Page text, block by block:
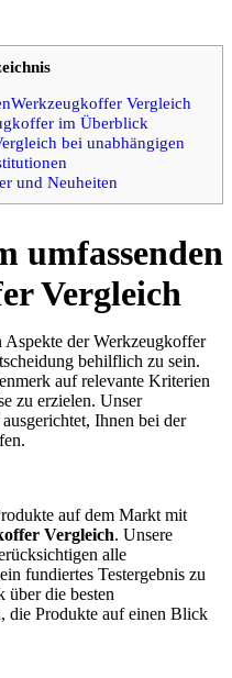
Vergleich
im Überblick
bei unabhängigen
und Neuheiten
umfassenden
Vergleich
der Werkzeugkoffer
behilflich zu sein.
auf relevante Kriterien
zu erzielen. Unser
Ihnen bei der
auf dem Markt mit
Vergleich. Unsere
alle
fundiertes Testergebnis zu
über die besten
die Produkte auf einen Blick